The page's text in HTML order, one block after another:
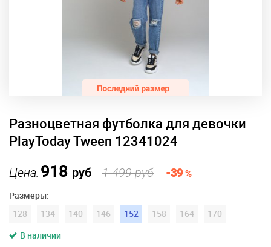
Разноцветная футболка для девочки
PlayToday Tween 12341024
Цена:918 руб 1 499 руб -39%
Размеры:
128
134 140 146 152 158 164
170
В наличии